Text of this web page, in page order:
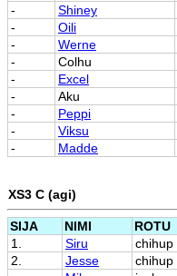
- Shiney
-
Oili
-
Werne
-
Colhu
-
Excel
-
Aku
-
Peppi
-
Viksu
-
Madde
XS3 C (agi)
SIJA NIMI ROTU
1.
Siru chihup
2.
Jesse chihup